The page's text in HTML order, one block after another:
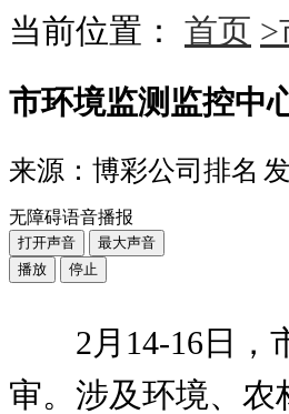
当前位置： 首页 >
市环境监测监控中
来源：博彩公司排名
无障碍语音播报
打开声音
最大声音
播放
停止
2月14-16日
审。涉及环境、农